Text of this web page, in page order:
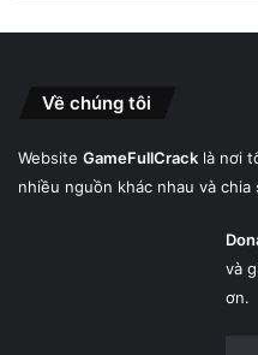
Về chúng tôi
Website GameFullCrack là nơi
nhiều nguồn khác nhau và
và
ơn.